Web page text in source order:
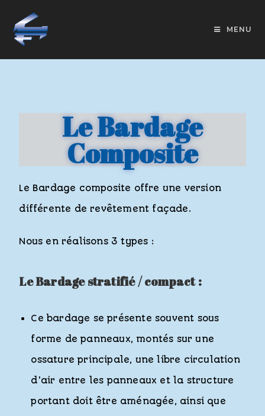
MENU
Le Bardage
Composite
Le Bardage composite offre une version
différente de revêtement façade.
Nous en réalisons 3 types :
Le Bardage stratifié / compact :
Ce bardage se présente souvent sous
forme de panneaux, montés sur une
ossature principale, une libre circulation
d’air entre les panneaux et la structure
portant doit être aménagée, ainsi que